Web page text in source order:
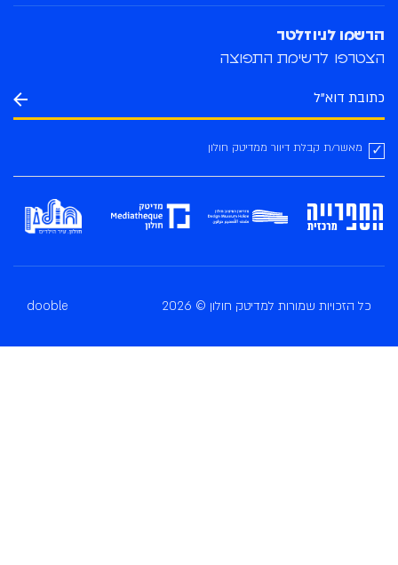
הרשמו לניוזלטר
הצטרפו לרשימת התפוצה
מאשר/ת קבלת דיוור ממדיטק חולון
כל הזכויות שמורות למדיטק חולון © 2026 dooble